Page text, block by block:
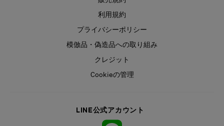
利用規約
プライバシーポリシー
模倣品・偽造品への取り組み
クレジット
Cookieの管理
LINE公式アカウント